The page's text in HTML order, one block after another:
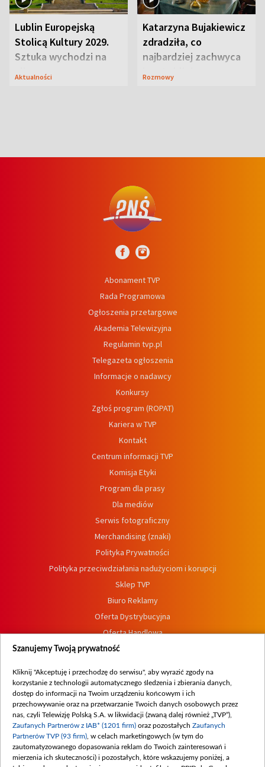
Lublin Europejską
Stolicą Kultury 2029.
Sztuka wychodzi na
ulice
Aktualności
Katarzyna Bujakiewicz
zdradziła, co
najbardziej zachwyca
ją w Lublinie
Rozmowy
Abonament TVP
Rada Programowa
Ogłoszenia przetargowe
Akademia Telewizyjna
Regulamin tvp.pl
Telegazeta ogłoszenia
Informacje o nadawcy
Konkursy
Zgłoś program (ROPAT)
Kariera w TVP
Kontakt
Centrum informacji TVP
Komisja Etyki
Program dla prasy
Dla mediów
Serwis fotograficzny
Merchandising (znaki)
Polityka Prywatności
Polityka przeciwdziałania nadużyciom i korupcji
Sklep TVP
Biuro Reklamy
Oferta Dystrybucyjna
Oferta Handlowa
Dostępność
Procedura zgłoszeń wewnętrznych
Szanujemy Twoją prywatność
Kliknij "Akceptuję i przechodzę do serwisu", aby wyrazić zgody na
korzystanie z technologii automatycznego śledzenia i zbierania danych,
dostęp do informacji na Twoim urządzeniu końcowym i ich
przechowywanie oraz na przetwarzanie Twoich danych osobowych przez
nas, czyli Telewizję Polską S.A. w likwidacji (zwaną dalej również „TVP”),
Zaufanych Partnerów z IAB* (1201 firm) oraz pozostałych Zaufanych
Partnerów TVP (93 firm) , w celach marketingowych (w tym do
zautomatyzowanego dopasowania reklam do Twoich zainteresowań i
mierzenia ich skuteczności) i pozostałych, które wskazujemy poniżej, a